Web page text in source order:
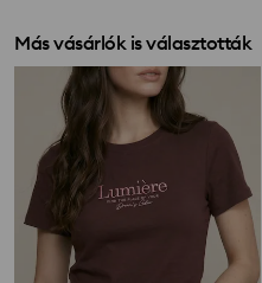
Más vásárlók is választották